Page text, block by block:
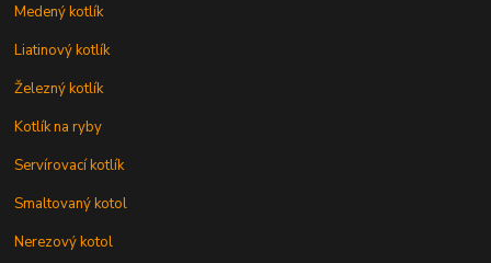
Medený kotlík
Liatinový kotlík
Železný kotlík
Kotlík na ryby
Servírovací kotlík
Smaltovaný kotol
Nerezový kotol